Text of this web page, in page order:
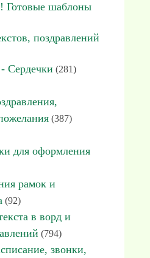
Готовые шаблоны
поздравлений
Сердечки (281)
(387)
для оформления
рамок и
(92)
в ворд и
(794)
звонки,